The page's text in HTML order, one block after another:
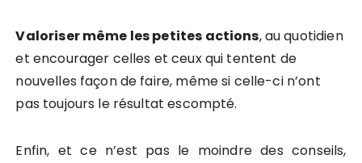
Valoriser même les petites actions, au quotidien
et encourager celles et ceux qui tentent de
nouvelles façon de faire, même si celle-ci n’ont
pas toujours le résultat escompté.
Enfin, et ce n’est pas le moindre des conseils,